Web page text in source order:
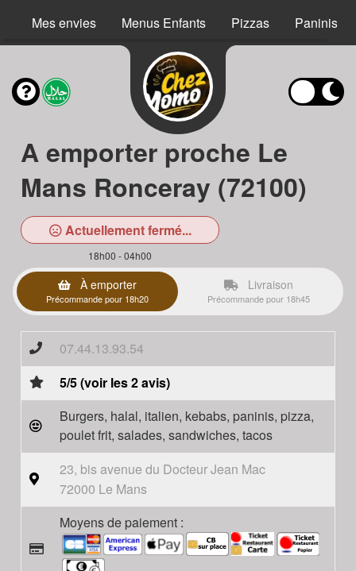
Mes envies Menus Enfants Pizzas Paninis
A emporter proche Le
Mans Ronceray (72100)
Actuellement fermé...
18h00 - 04h00
À emporter
Précommande pour 18h20
Livraison
Précommande pour 18h45
07.44.13.93.54
5/5 (voir les 2 avis)
Burgers, halal, italien, kebabs, paninis, pizza,
poulet frit, salades, sandwiches, tacos
23, bis avenue du Docteur Jean Mac
72000 Le Mans
Moyens de paiement :